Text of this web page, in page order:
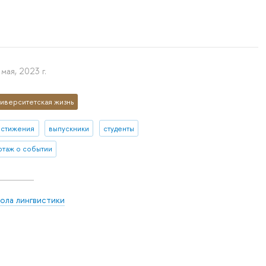
2023 г.
жизнь
выпускники студенты
о событии
лингвистики